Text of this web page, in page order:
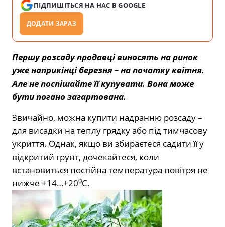
ПІДПИШІТЬСЯ НА НАС В GOOGLE
ДОДАТИ ЗАРАЗ
Першу розсаду продавці виносять на ринок
уже наприкінці березня – на початку квітня.
Але не поспішайте її купувати. Вона може
бути погано загартована.
Звичайно, можна купити надранню розсаду –
для висадки на теплу грядку або під тимчасову
укриття. Однак, якщо ви збираєтеся садити її у
відкритий грунт, дочекайтеся, коли
встановиться постійна температура повітря не
нижче +14…+200С.